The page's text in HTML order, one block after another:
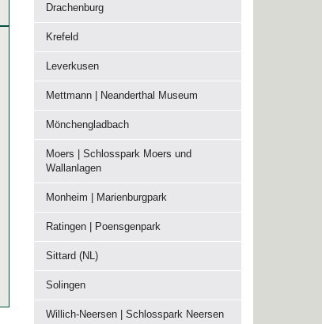
Drachenburg
Krefeld
Leverkusen
Mettmann | Neanderthal Museum
Mönchengladbach
Moers | Schlosspark Moers und
Wallanlagen
Monheim | Marienburgpark
Ratingen | Poensgenpark
Sittard (NL)
Solingen
Willich-Neersen | Schlosspark Neersen